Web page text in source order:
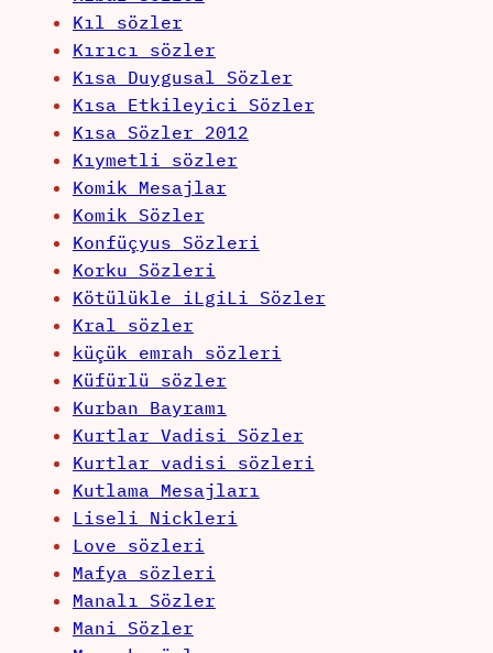
Kıl sözler
Kırıcı sözler
Kısa Duygusal Sözler
Kısa Etkileyici Sözler
Kısa Sözler 2012
Kıymetli sözler
Komik Mesajlar
Komik Sözler
Konfüçyus Sözleri
Korku Sözleri
Kötülükle iLgiLi Sözler
Kral sözler
küçük emrah sözleri
Küfürlü sözler
Kurban Bayramı
Kurtlar Vadisi Sözler
Kurtlar vadisi sözleri
Kutlama Mesajları
Liseli Nickleri
Love sözleri
Mafya sözleri
Manalı Sözler
Mani Sözler